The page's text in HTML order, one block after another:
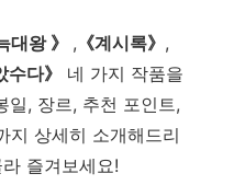
대왕 》 , 《계시록》 ,
수다》
네 가지 작품을
일, 장르, 추천 포인트,
지 상세히 소개해드리
즐겨보세요!